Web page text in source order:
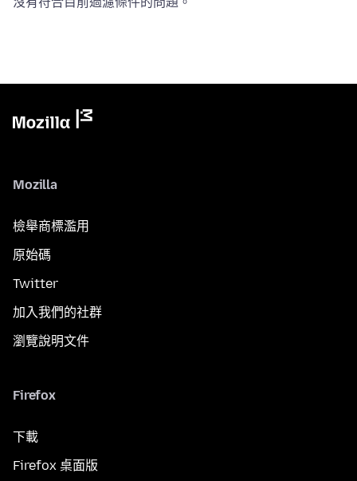
Mozilla
檢舉商標濫用
原始碼
Twitter
加入我們的社群
瀏覽說明文件
Firefox
下載
Firefox 桌面版